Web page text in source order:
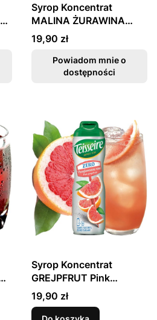
Syrop Koncentrat
MALINA ŻURAWINA
Raspberry Cranberry
BEZ CUKRU 600ml
TEISSEIRE
Cena
19,90 zł
Powiadom mnie o
dostępności
Syrop Koncentrat
GREJPFRUT Pink
Grapefruit BEZ CUKRU
600ml TEISSEIRE
Cena
19,90 zł